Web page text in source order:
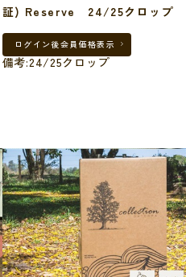
証) Reserve 24/25クロップ
ログイン後会員価格表示
備考:24/25クロップ